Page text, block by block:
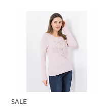
SALE